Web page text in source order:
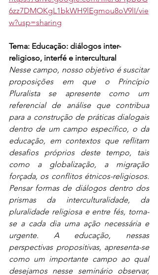
6zz7DMOKgL1bkWH9lEgmou8oV9lI/vie
w?usp=sharing
Tema: Educação: diálogos inter-
religioso, interfé e intercultural
Nesse campo, nosso objetivo é suscitar
proposições em que o Princípio
Pluralista se apresente como um
referencial de análise que contribua
para a construção de práticas dialogais
dentro de um campo específico, o da
educação, em contextos que reflitam
desafios próprios deste tempo, tais
como a globalização, a migração
forçada, os conflitos étnicos-religiosos.
Pensar formas de diálogos dentro dos
prismas da interculturalidade, da
pluralidade religiosa e entre fés, torna-
se a cada dia uma ação necessária e
urgente. A educação, nessas
perspectivas propositivas, apresenta-se
como um importante campo ao qual
desejamos nesse seminário observar,